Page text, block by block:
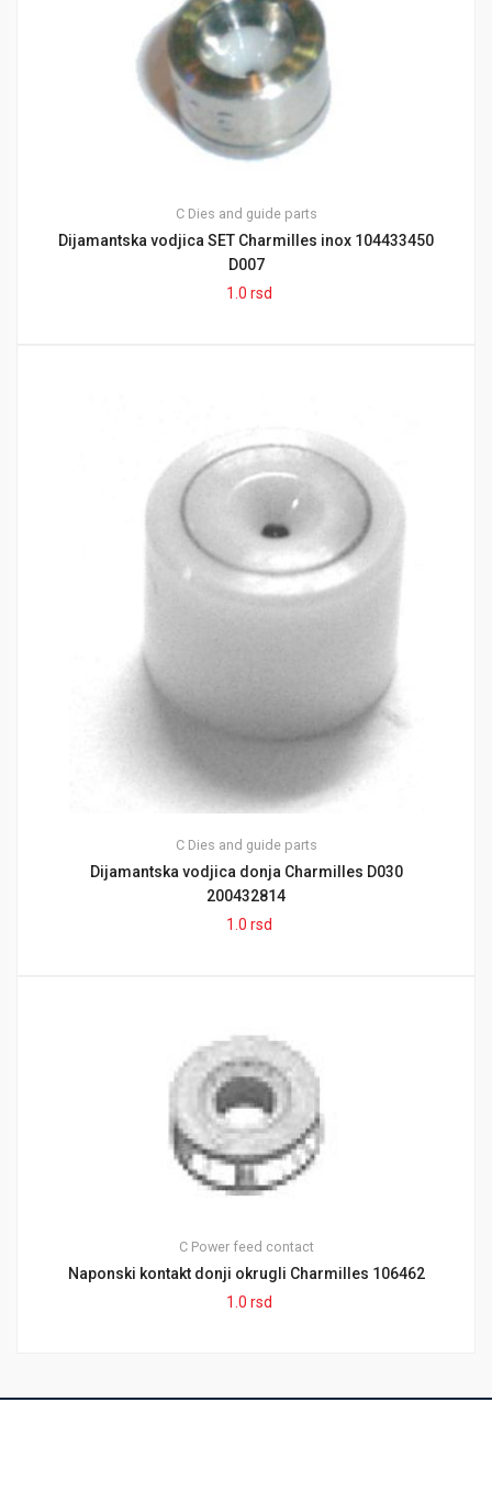
C Dies and guide parts
Dijamantska vodjica SET Charmilles inox 104433450
D007
1.0 rsd
C Dies and guide parts
Dijamantska vodjica donja Charmilles D030
200432814
1.0 rsd
C Power feed contact
Naponski kontakt donji okrugli Charmilles 106462
1.0 rsd